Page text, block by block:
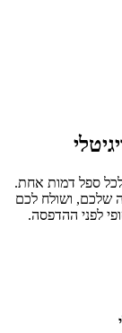
ספל דמות אחת.
שלכם, ושולח לכם
לפני ההדפסה.